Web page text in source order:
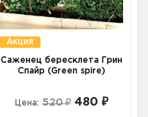
Акция
Саженец бересклета Грин
Спайр (Green spire)
Цена: 520 ₽ 480 ₽